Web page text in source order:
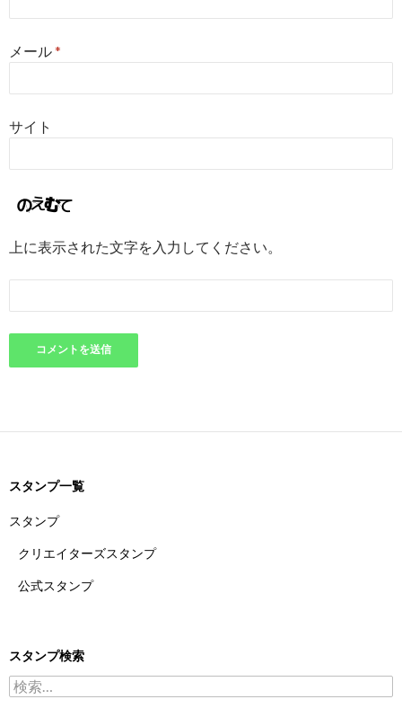
メール*
サイト
上に表示された文字を入力してください。
スタンプ一覧
スタンプ
クリエイターズスタンプ
公式スタンプ
スタンプ検索
検索: